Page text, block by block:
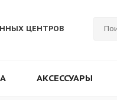
ЦЕНТРОВ
АКСЕССУАРЫ